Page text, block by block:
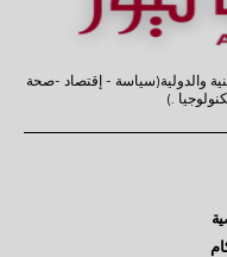
والدولية(سياسة - إقتصاد -صحة
.)